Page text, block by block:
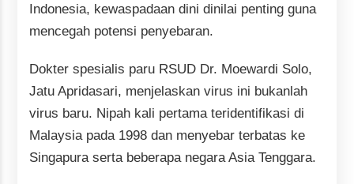
Indonesia, kewaspadaan dini dinilai penting guna
mencegah potensi penyebaran.
Dokter spesialis paru RSUD Dr. Moewardi Solo,
Jatu Apridasari, menjelaskan virus ini bukanlah
virus baru. Nipah kali pertama teridentifikasi di
Malaysia pada 1998 dan menyebar terbatas ke
Singapura serta beberapa negara Asia Tenggara.